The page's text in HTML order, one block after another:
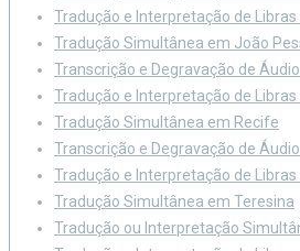
Tradução e Interpretação de
Tradução Simultânea em João
Transcrição e Degravação de
Tradução e Interpretação de
Tradução Simultânea em Recife
Transcrição e Degravação de
Tradução e Interpretação de
Tradução Simultânea em Teresina
Tradução ou Interpretação